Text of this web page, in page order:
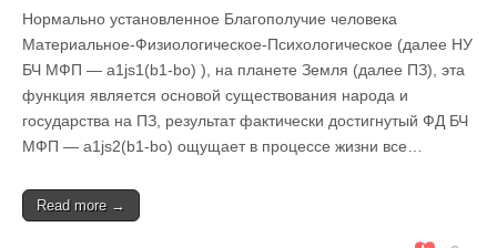
Нормально установленное Благополучие человека
Материальное-Физиологическое-Психологическое (далее НУ
БЧ МФП — a1js1(b1-bo) ), на планете Земля (далее ПЗ), эта
функция является основой существования народа и
государства на ПЗ, результат фактически достигнутый ФД БЧ
МФП — a1js2(b1-bo) ощущает в процессе жизни все…
Read more →